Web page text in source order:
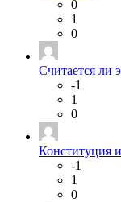
0
1
0
Считается ли
-1
1
0
Конституция
-1
1
0